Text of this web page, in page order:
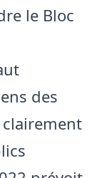
le Bloc
des
clairement